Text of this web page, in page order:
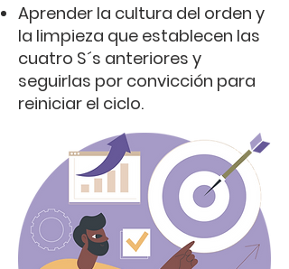
Aprender la cultura del orden y
la limpieza que establecen las
cuatro S´s anteriores y
seguirlas por convicción para
reiniciar el ciclo.